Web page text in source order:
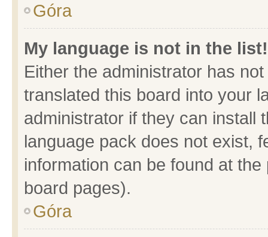
Góra
My language is not in the list!
Either the administrator has
translated this board into your
administrator if they can install
language pack does not exist,
information can be found at
board pages).
Góra